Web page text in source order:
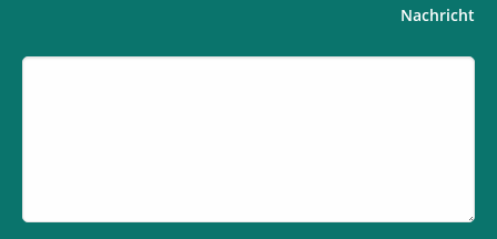
are
Nachricht